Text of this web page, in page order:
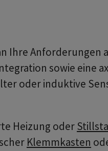
Ihre Anforderungen
sowie eine
oder induktive
Heizung oder
Klemmkasten